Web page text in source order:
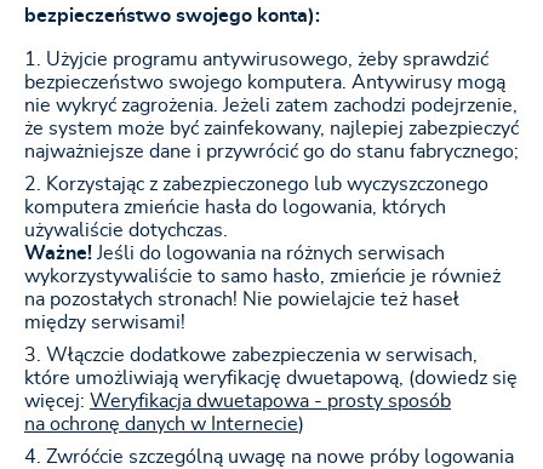
bezpieczeństwo swojego konta):
Użyjcie programu antywirusowego, żeby sprawdzić
bezpieczeństwo swojego komputera. Antywirusy mogą
nie wykryć zagrożenia. Jeżeli zatem zachodzi podejrzenie,
że system może być zainfekowany, najlepiej zabezpieczyć
najważniejsze dane i przywrócić go do stanu fabrycznego;
Korzystając z zabezpieczonego lub wyczyszczonego
komputera zmieńcie hasła do logowania, których
używaliście dotychczas.
Ważne! Jeśli do logowania na różnych serwisach
wykorzystywaliście to samo hasło, zmieńcie je również
na pozostałych stronach! Nie powielajcie też haseł
między serwisami!
Włączcie dodatkowe zabezpieczenia w serwisach,
które umożliwiają weryfikację dwuetapową, (dowiedz się
więcej: Weryfikacja dwuetapowa - prosty sposób
na ochronę danych w Internecie)
Zwróćcie szczególną uwagę na nowe próby logowania